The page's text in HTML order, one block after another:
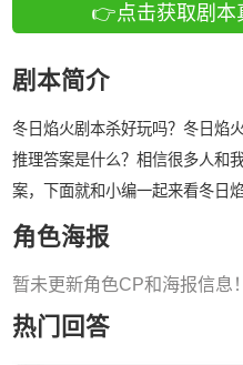
👉点击获取剧本
剧本简介
冬日焰火剧本杀好玩吗？冬日焰
推理答案是什么？相信很多人和
案，下面就和小编一起来看冬日
角色海报
暂未更新角色CP和海报信息！
热门回答